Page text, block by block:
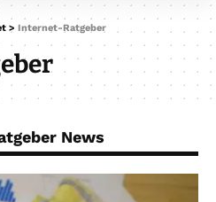
> Internet-Ratgeber
News